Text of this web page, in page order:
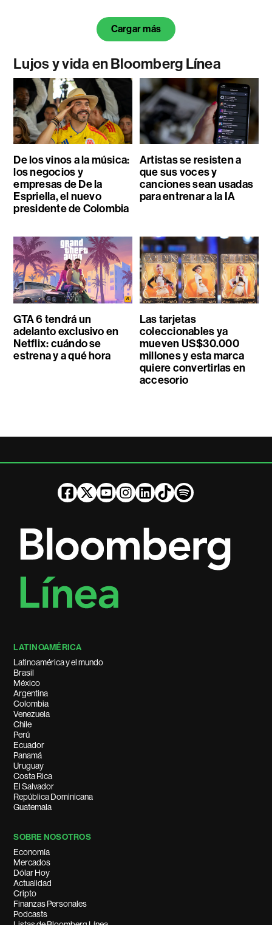
Cargar más
Lujos y vida en Bloomberg Línea
De los vinos a la música:
los negocios y
empresas de De la
Espriella, el nuevo
presidente de Colombia
Artistas se resisten a
que sus voces y
canciones sean usadas
para entrenar a la IA
GTA 6 tendrá un
adelanto exclusivo en
Netflix: cuándo se
estrena y a qué hora
Las tarjetas
coleccionables ya
mueven US$30.000
millones y esta marca
quiere convertirlas en
accesorio
LATINOAMÉRICA
Latinoamérica y el mundo
Brasil
México
Argentina
Colombia
Venezuela
Chile
Perú
Ecuador
Panamá
Uruguay
Costa Rica
El Salvador
República Dominicana
Guatemala
SOBRE NOSOTROS
Economía
Mercados
Dólar Hoy
Actualidad
Cripto
Finanzas Personales
Podcasts